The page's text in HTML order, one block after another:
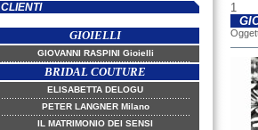
CLIENTI
GIOIELLI
GIOVANNI RASPINI Gioielli
BRIDAL COUTURE
ELISABETTA DELOGU
PETER LANGNER Milano
IL MATRIMONIO DEI SENSI
1